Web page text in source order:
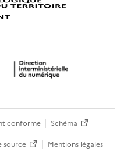
conforme
Schéma
source Mentions légales